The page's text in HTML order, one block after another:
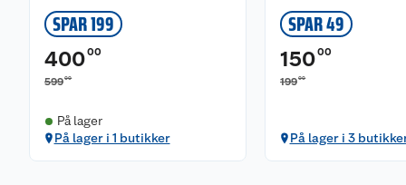
SPAR 199
40000
59900
På lager
På lager i 1 butikker
SPAR 49
15000
19900
På lager i 3